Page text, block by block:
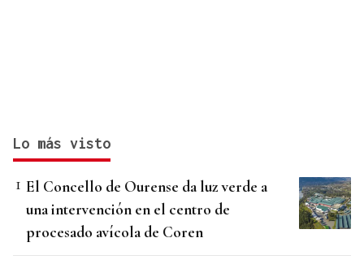
Lo más visto
El Concello de Ourense da luz verde a
una intervención en el centro de
procesado avícola de Coren